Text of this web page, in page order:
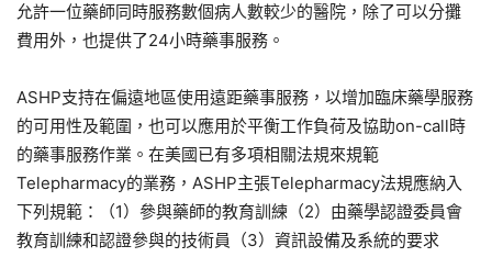
允許一位藥師同時服務數個病人數較少的醫院，除了可以分攤
費用外，也提供了24小時藥事服務。
ASHP支持在偏遠地區使用遠距藥事服務，以增加臨床藥學服務
的可用性及範圍，也可以應用於平衡工作負荷及協助on-call時
的藥事服務作業。在美國已有多項相關法規來規範
Telepharmacy的業務，ASHP主張Telepharmacy法規應納入
下列規範：（1）參與藥師的教育訓練（2）由藥學認證委員會
教育訓練和認證參與的技術員（3）資訊設備及系統的要求